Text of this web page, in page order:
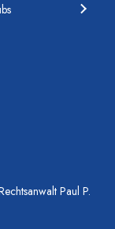
Paul P.